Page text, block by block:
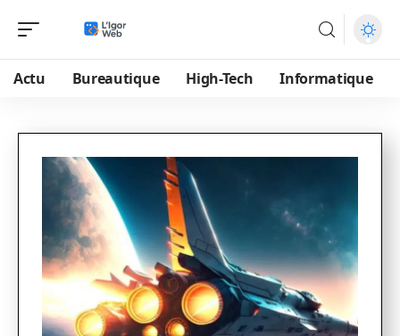
Actu Bureautique High-Tech Informatique